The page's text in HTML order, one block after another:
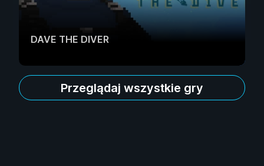
DAVE THE DIVER
Przeglądaj wszystkie gry